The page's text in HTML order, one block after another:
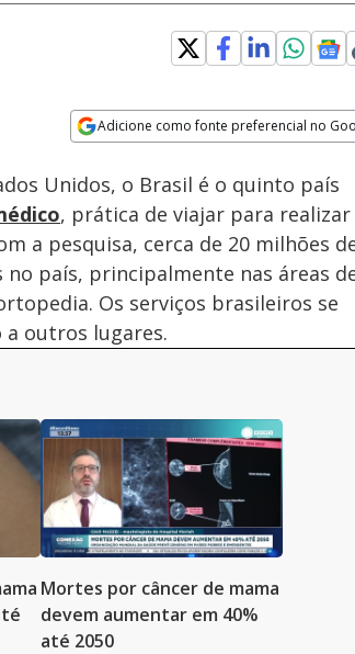
Adicione como fonte preferencial no
Velocidade
Unidos, o Brasil é o quinto país
, prática de viajar para realizar
a pesquisa, cerca de 20 milhões
país, principalmente nas áreas
Os serviços brasileiros se
a outros lugares.
Mortes por câncer de mama
devem aumentar em 40%
até 2050